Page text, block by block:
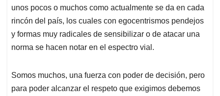
unos pocos o muchos como actualmente se da en cada
rincón del país, los cuales con egocentrismos pendejos
y formas muy radicales de sensibilizar o de atacar una
norma se hacen notar en el espectro vial.
Somos muchos, una fuerza con poder de decisión, pero
para poder alcanzar el respeto que exigimos debemos